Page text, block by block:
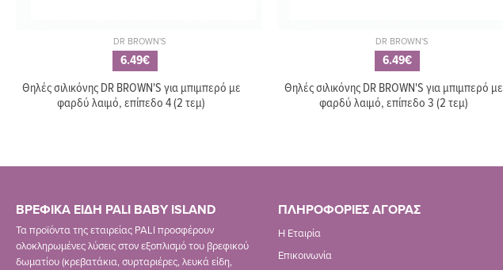
DR BROWN'S
6.49€
Θηλές σιλικόνης DR BROWN'S για μπιμπερό με
φαρδύ λαιμό, επίπεδο 4 (2 τεμ)
DR BROWN'S
6.49€
Θηλές σιλικόνης DR BROWN'S για μπιμπερό με
φαρδύ λαιμό, επίπεδο 3 (2 τεμ)
ΒΡΕΦΙΚΑ ΕΙΔΗ PALI BABY ISLAND
Τα προϊόντα της εταιρείας PALI προσφέρουν
ολοκληρωμένες λύσεις στον εξοπλισμό του βρεφικού
δωματίου (κρεβατάκια, συρταριέρες, λευκά είδη,
ΠΛΗΡΟΦΟΡΙΕΣ ΑΓΟΡΑΣ
Η Εταιρία
Επικοινωνία